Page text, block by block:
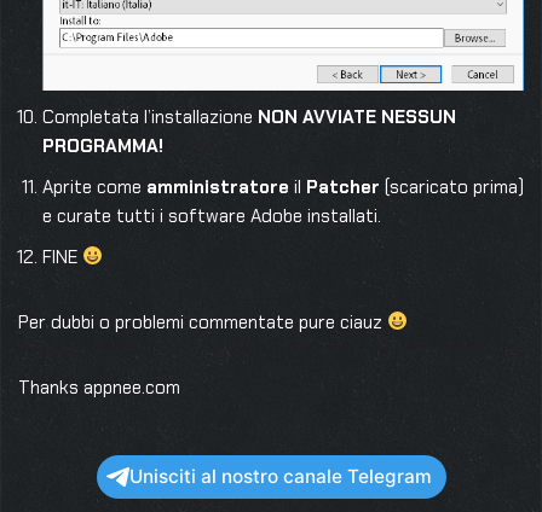
Completata l’installazione NON AVVIATE NESSUN
PROGRAMMA!
Aprite come amministratore il Patcher (scaricato prima)
e curate tutti i software Adobe installati.
FINE
Per dubbi o problemi commentate pure ciauz
Thanks appnee.com
Unisciti al nostro canale Telegram